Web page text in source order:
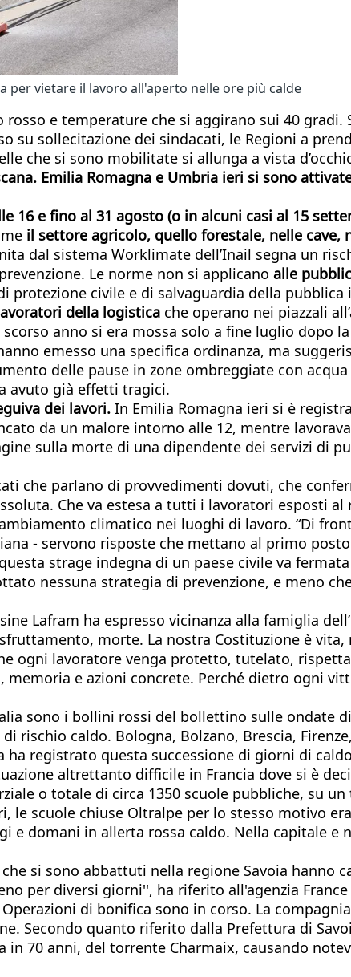
vietare il lavoro all'aperto nelle ore più calde
e temperature che si aggirano sui 40 gradi.
su sollecitazione dei sindacati, le Regioni a
che si sono mobilitate si allunga a vista
Emilia Romagna e Umbria ieri si sono
16 e fino al 31 agosto (o in alcuni casi al 15
il settore agricolo, quello forestale, nelle cave,
dal sistema Worklimate dell’Inail segna un
Le norme non si applicano alle
civile e di salvaguardia della pubblica
della logistica che operano nei piazzali
anno si era mossa solo a fine luglio dopo
emesso una specifica ordinanza, ma
delle pause in zone ombreggiate con
avuto già effetti tragici.
dei lavori. In Emilia Romagna ieri si è
da un malore intorno alle 12, mentre
sulla morte di una dipendente dei servizi di
che parlano di provvedimenti dovuti, che
Che va estesa a tutti i lavoratori esposti
climatico nei luoghi di lavoro. “Di
- servono risposte che mettano al primo
strage indegna di un paese civile va
nessuna strategia di prevenzione, e meno
Lafram ha espresso vicinanza alla famiglia
morte. La nostra Costituzione è
ogni lavoratore venga protetto, tutelato,
e azioni concrete. Perché dietro ogni
sono i bollini rossi del bollettino sulle ondate
caldo. Bologna, Bolzano, Brescia,
registrato questa successione di giorni di
altrettanto difficile in Francia dove si è
o totale di circa 1350 scuole pubbliche, su
scuole chiuse Oltralpe per lo stesso motivo
domani in allerta rossa caldo. Nella capitale e
si sono abbattuti nella regione Savoia hanno
per diversi giorni'', ha riferito all'agenzia
di bonifica sono in corso. La
Secondo quanto riferito dalla Prefettura di
70 anni, del torrente Charmaix, causando